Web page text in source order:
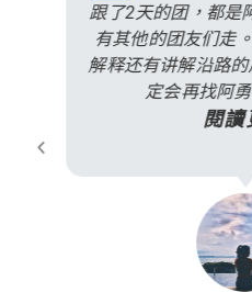
跟了2天的团，都是
有其他的团友们走
解释还有讲解沿路
定会再找阿
閱讀